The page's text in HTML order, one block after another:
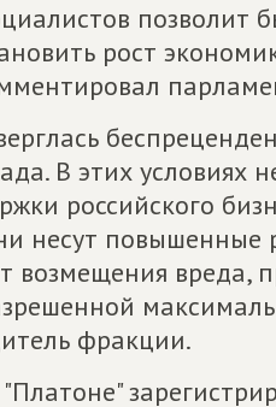
позволит
рост
В этих условиях
российского
несут повышенные
возмещения вреда,
фракции.